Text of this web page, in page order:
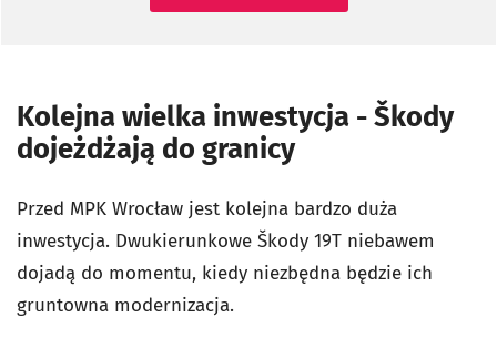
Kolejna wielka inwestycja - Škody
dojeżdżają do granicy
Przed MPK Wrocław jest kolejna bardzo duża
inwestycja. Dwukierunkowe Škody 19T niebawem
dojadą do momentu, kiedy niezbędna będzie ich
gruntowna modernizacja.